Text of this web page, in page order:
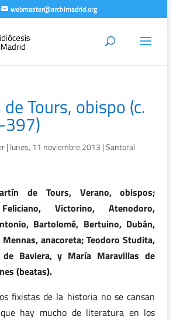
webmaster@archimadrid.org
Tours, obispo (c.
397)
| lunes, 11 noviembre 2013 |Santoral
de Tours, Verano, obispos;
Victorino, Atenodoro,
Bartolomé, Bertuino, Dubán,
anacoreta; Teodoro Studita,
Baviera, y María Maravillas de
(beatas).
fixistas de la historia no se cansan
hay mucho de literatura en los